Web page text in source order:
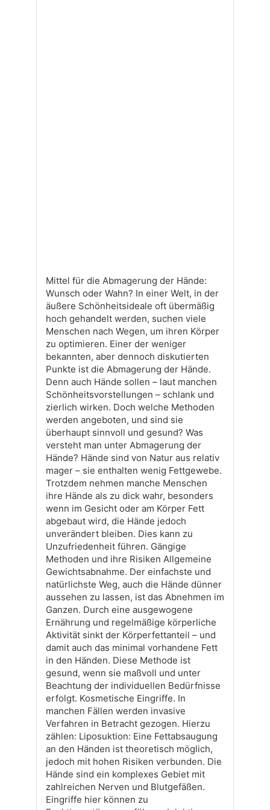
Mittel für die Abmagerung der Hände:
Wunsch oder Wahn? In einer Welt, in der
äußere Schönheitsideale oft übermäßig
hoch gehandelt werden, suchen viele
Menschen nach Wegen, um ihren Körper
zu optimieren. Einer der weniger
bekannten, aber dennoch diskutierten
Punkte ist die Abmagerung der Hände.
Denn auch Hände sollen – laut manchen
Schönheitsvorstellungen – schlank und
zierlich wirken. Doch welche Methoden
werden angeboten, und sind sie
überhaupt sinnvoll und gesund? Was
versteht man unter Abmagerung der
Hände? Hände sind von Natur aus relativ
mager – sie enthalten wenig Fettgewebe.
Trotzdem nehmen manche Menschen
ihre Hände als zu dick wahr, besonders
wenn im Gesicht oder am Körper Fett
abgebaut wird, die Hände jedoch
unverändert bleiben. Dies kann zu
Unzufriedenheit führen. Gängige
Methoden und ihre Risiken Allgemeine
Gewichtsabnahme. Der einfachste und
natürlichste Weg, auch die Hände dünner
aussehen zu lassen, ist das Abnehmen im
Ganzen. Durch eine ausgewogene
Ernährung und regelmäßige körperliche
Aktivität sinkt der Körperfettanteil – und
damit auch das minimal vorhandene Fett
in den Händen. Diese Methode ist
gesund, wenn sie maßvoll und unter
Beachtung der individuellen Bedürfnisse
erfolgt. Kosmetische Eingriffe. In
manchen Fällen werden invasive
Verfahren in Betracht gezogen. Hierzu
zählen: Liposuktion: Eine Fettabsaugung
an den Händen ist theoretisch möglich,
jedoch mit hohen Risiken verbunden. Die
Hände sind ein komplexes Gebiet mit
zahlreichen Nerven und Blutgefäßen.
Eingriffe hier können zu